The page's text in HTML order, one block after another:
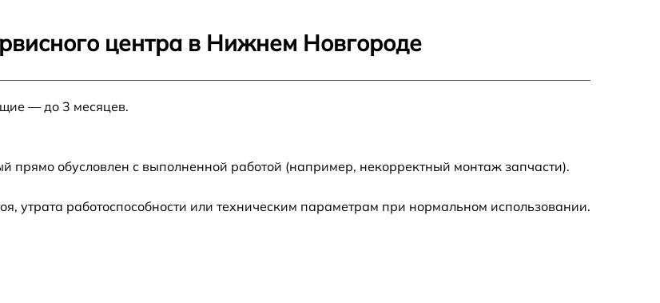
от 60 мин
от 60 мин 590 р
центра в Нижнем Новгороде
— до 3 месяцев.
прямо обусловлен с выполненной работой (например, некорректный монтаж запчасти).
утрата работоспособности или техническим параметрам при нормальном использовании.